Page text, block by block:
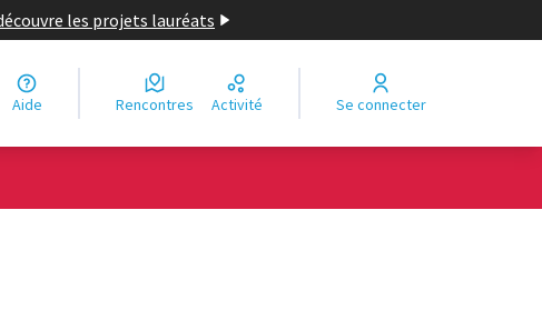
les projets lauréats
Aide Rencontres Activité Se connecter